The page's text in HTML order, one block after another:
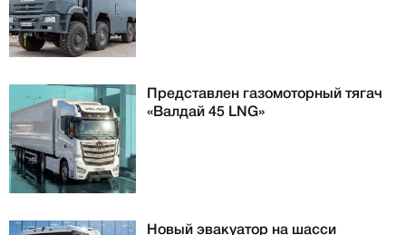
Представлен газомоторный тягач
«Валдай 45 LNG»
Новый эвакуатор на шасси